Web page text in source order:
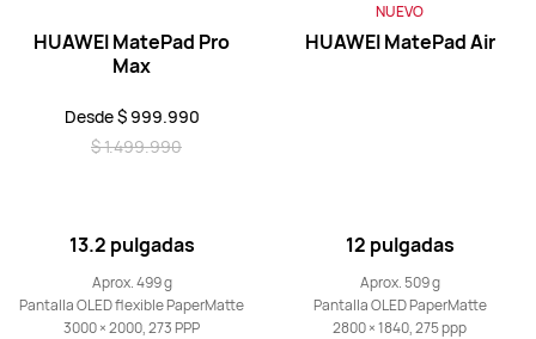
Comprar
Conoce más
HUAWEI MatePad Pro
Max
Desde $ 999.990
$ 1.499.990
13.2 pulgadas
Aprox. 499 g
Pantalla OLED flexible PaperMatte
3000 × 2000, 273 PPP
NUEVO
HUAWEI MatePad Air
12 pulgadas
Aprox. 509 g
Pantalla OLED PaperMatte
2800 × 1840, 275 ppp